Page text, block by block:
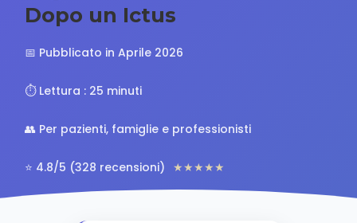
Dopo un Ictus
📅 Pubblicato in Aprile 2026
⏱️ Lettura : 25 minuti
👥 Per pazienti, famiglie e professionisti
⭐ 4.8/5 (328 recensioni) ★★★★★